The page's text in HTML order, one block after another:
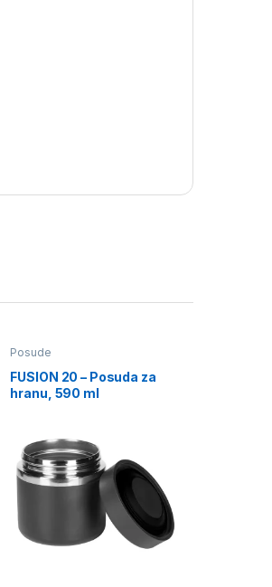
Posude
FUSION 20 – Posuda za
hranu, 590 ml